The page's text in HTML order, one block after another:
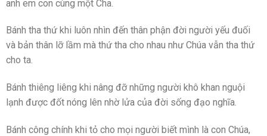
anh em con cùng một Cha.
Bánh tha thứ khi luôn nhìn đến thân phận đời người yếu đuối
và bản thân lỡ lầm mà thứ tha cho nhau như Chúa vẫn tha thứ
cho ta.
Bánh thiêng liêng khi nâng đỡ những người khô khan nguội
lạnh được đốt nóng lên nhờ lửa của đời sống đạo nghĩa.
Bánh công chính khi tỏ cho mọi người biết mình là con Chúa,